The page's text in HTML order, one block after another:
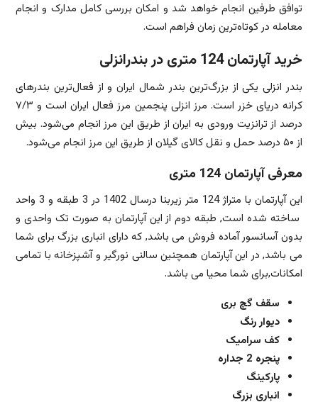
توافق طرفین انجام خواهد شد و امکان بررسی کامل مدارک و انجام
معامله در کوتاه‌ترین زمان فراهم است.
خرید آپارتمان 124 متری در بندرانزلی
بندر انزلی یکی از بزرگ‌ترین بندر شمال ایران و از فعال‌ترین بندرهای
کرانه دریای خزر است. مرز انزلی پنجمین مرز فعال ایران است و ۷/۳
درصد از ترانزیت ورودی به ایران از طریق این مرز انجام می‌شود. بیش
از ۵۰ درصد حمل و نقل کالای گیلان از طریق این مرز انجام می‌شود.
معرفی آپارتمان 124 متری
این آپارتمان با متراژ 124 متر زیربنا درسال 1402 در 3 طبقه و 3 واحد
ساخته شده است, طبقه دوم از این آپارتمان به صورت تک واحدی و
بدون آسانسور آماده فروش می باشد, که دارای انباری بزرگ برای شما
می باشد, در این آپارتمان همچنین سالنی نورگیر و آشپزخانه با تمامی
امکانات,برای شما محیا می باشد.
سقف گچ بری
دیوار رنگ
کف سرامیک
پنجره 2 جداره
پارکینگ
انباری بزرگ